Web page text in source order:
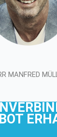
MANFRED